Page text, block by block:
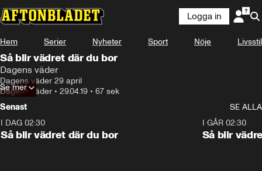
Logga in
Hem Serier Nyheter Sport Nöje Livsstil
Så blir vädret där du bor
Dagens väder
Dagens väder 29 april
Dagens väder • 29.04.19 • 67 sek
Se mer
Senast
SE ALLA
I DAG 02:30
Så blir vädret där du bor
I GÅR 02:30
Så blir